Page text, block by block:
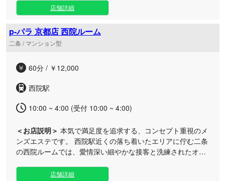
め、お仕事帰りなどの遅い時間にも気軽にリフレッシュして
いただけます。 日々お忙しく過ごす大人の方に向けて、厳選
されたセラピストが真心を込めて丁寧におもてなしいたしま
す。アクセスしやすい二条エリアの店舗で、日常の喧騒を忘
れられる贅沢なひとときをご堪能ください。
店舗詳細
p-パラ 京都店 西院ルーム
二条 / マンション型
60分 / ￥12,000
西院駅
10:00 ~ 4:00 (受付 10:00 ~ 4:00)
＜お店説明＞ 本気で満足度を追求する、コンセプト重視のメ
ンズエステです。 西院駅近くの落ち着いたエリアに佇む二条
の西院ルームでは、愛情深い細やかな接客と洗練されたオー
帰りのビジネスマンをはじめ、日々の疲れから解放されたい
店舗詳細